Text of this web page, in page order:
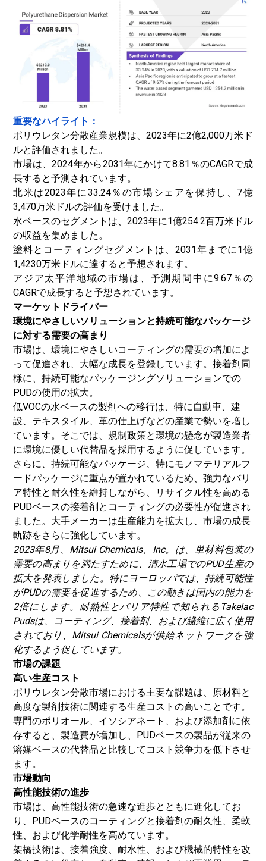
重要なハイライト：
ポリウレタン分散産業規模は、2023年に2億2,000万米ド
ルと評価されました。
市場は、2024年から2031年にかけて8.81％のCAGRで成
長すると予測されています。
北米は2023年に33.24％の市場シェアを保持し、7億
3,470万米ドルの評価を受けました。
水ベースのセグメントは、2023年に1億254.2百万米ドル
の収益を集めました。
塗料とコーティングセグメントは、2031年までに1億
1,4230万米ドルに達すると予想されます。
アジア太平洋地域の市場は、予測期間中に9.67％の
CAGRで成長すると予想されています。
マーケットドライバー
環境にやさしいソリューションと持続可能なパッケージ
に対する需要の高まり
市場は、環境にやさしいコーティングの需要の増加によ
って促進され、大幅な成長を登録しています。 接着剤同
様に、持続可能なパッケージングソリューションでの
PUDの使用の拡大。
低VOCの水ベースの製剤への移行は、特に自動車、建
設、テキスタイル、革の仕上げなどの産業で勢いを増し
ています。そこでは、規制政策と環境の懸念が製造業者
に環境に優しい代替品を採用するように促しています。
さらに、持続可能なパッケージ、特にモノマテリアルフ
ードパッケージに重点が置かれているため、強力なバリ
ア特性と耐久性を維持しながら、リサイクル性を高める
PUDベースの接着剤とコーティングの必要性が促進され
ました。大手メーカーは生産能力を拡大し、市場の成長
軌跡をさらに強化しています。
2023年8月、Mitsui Chemicals、Inc。は、単材料包装の
需要の高まりを満たすために、清水工場でのPUD生産の
拡大を発表しました。特にヨーロッパでは、持続可能性
がPUDの需要を促進するため、この動きは国内の能力を
2倍にします。耐熱性とバリア特性で知られるTakelac
Pudsは、コーティング、接着剤、および繊維に広く使用
されており、Mitsui Chemicalsが供給ネットワークを強
化するよう促しています。
市場の課題
高い生産コスト
ポリウレタン分散市場における主要な課題は、原材料と
高度な製剤技術に関連する生産コストの高いことです。
専門のポリオール、イソシアネート、および添加剤に依
存すると、製造費が増加し、PUDベースの製品が従来の
溶媒ベースの代替品と比較してコスト競争力を低下させ
ます。
市場動向
高性能技術の進歩
市場は、高性能技術の急速な進歩とともに進化してお
り、PUDベースのコーティングと接着剤の耐久性、柔軟
性、および化学耐性を高めています。
架橋技術は、接着強度、耐水性、および機械的特性を改